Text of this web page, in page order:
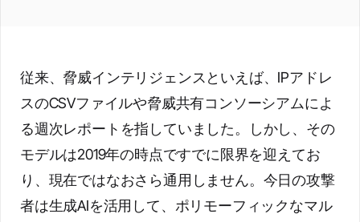
従来、脅威インテリジェンスといえば、IPアドレ
スのCSVファイルや脅威共有コンソーシアムによ
る週次レポートを指していました。しかし、その
モデルは2019年の時点ですでに限界を迎えてお
り、現在ではなおさら通用しません。今日の攻撃
者は生成AIを活用して、ポリモーフィックなマル